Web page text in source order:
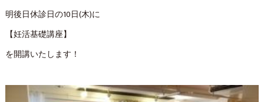
明後日休診日の10日(木)に
【妊活基礎講座】
を開講いたします！